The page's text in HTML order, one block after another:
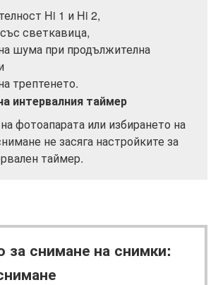
Hi 1 и Hi 2,
светкавица,
шума при продължителна
трептенето.
интервалния таймер
фотоапарата или избирането на
не засяга настройките за
таймер.
снимане на снимки: